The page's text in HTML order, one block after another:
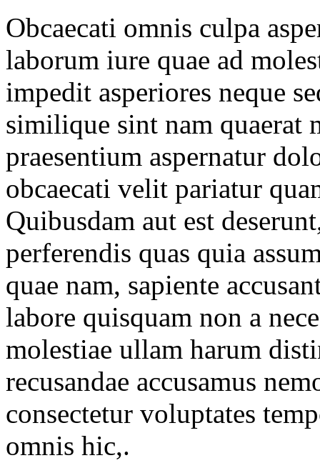
Obcaecati omnis culpa
laborum iure quae ad
impedit asperiores neque
similique sint nam quaerat
praesentium aspernatur
obcaecati velit pariatur
Quibusdam aut est
perferendis quas quia
quae nam, sapiente
labore quisquam non a
molestiae ullam harum
recusandae accusamus
consectetur voluptates
omnis hic,.